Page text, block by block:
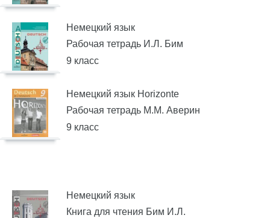
Немецкий язык
Рабочая тетрадь И.Л. Бим
9 класс
Немецкий язык Horizonte
Рабочая тетрадь М.М. Аверин
9 класс
Немецкий язык
Книга для чтения Бим И.Л.